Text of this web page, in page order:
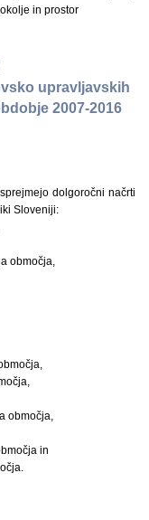
in prostor
upravljavskih
2007-2016
dolgoročni načrti
Sloveniji:
območja,
območja,
in